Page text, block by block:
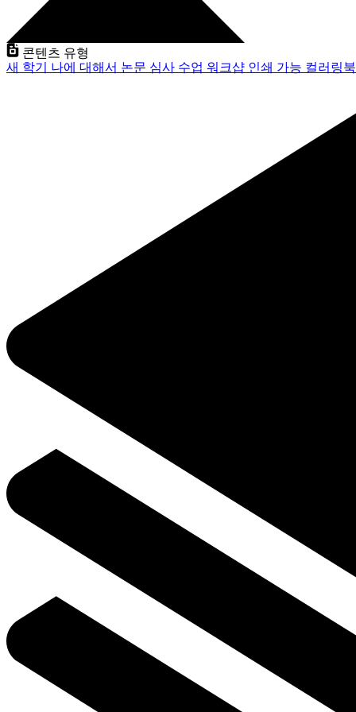
콘텐츠 유형
새 학기 나에 대해서 논문 심사 수업 워크샵 인쇄 가능 컬러링북